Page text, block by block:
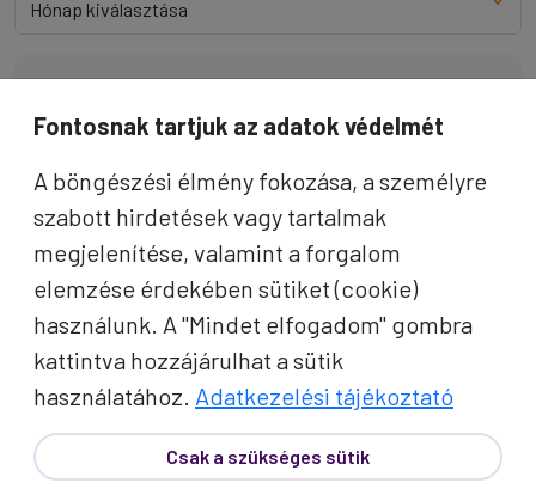
A Proko Travel történelme 1993-ig nyúlik vissza. Ekkor
Ildikó a kulturális körutazásokra specializálódott
utazási irodánkat, ahol az utasok nemcsak egyszerű
utazásokban vehetnek részt, hanem élményt,
szakértelmet és kikapcsolódást kapnak színvonalas
tájakon..
Tovább
Kategóriák
Fontosnak tartjuk az adatok védelmét
A böngészési élmény fokozása, a személyre
szabott hirdetések vagy tartalmak
megjelenítése, valamint a forgalom
elemzése érdekében sütiket (cookie)
használunk. A "Mindet elfogadom" gombra
kattintva hozzájárulhat a sütik
használatához. Adatkezelési tájékoztató
Csak a szükséges sütik